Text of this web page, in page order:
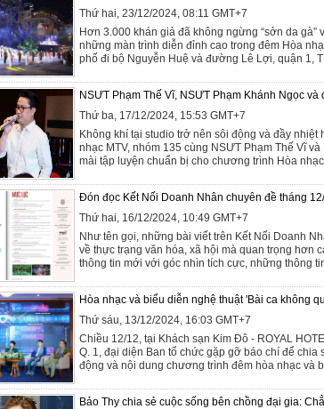
Thứ hai, 23/12/2024, 08:11 GMT+7
Hơn 3.000 khán giả đã không ngừng “sởn da
những màn trình diễn đỉnh cao trong đêm Hòa
phố đi bộ Nguyễn Huệ và đường Lê Lợi, quận 1,
NSƯT Phạm Thế Vĩ, NSƯT Phạm Khánh Ngọc và
Thứ ba, 17/12/2024, 15:53 GMT+7
Không khí tại studio trở nên sôi động và đầy
nhạc MTV, nhóm 135 cùng NSƯT Phạm Thế Vĩ
mài tập luyện chuẩn bị cho chương trình Hòa
Đón đọc Kết Nối Doanh Nhân chuyên đề tháng
Thứ hai, 16/12/2024, 10:49 GMT+7
Như tên gọi, những bài viết trên Kết Nối Doanh
về thực trạng văn hóa, xã hội mà quan trọng hơn
thông tin mới với góc nhìn tích cực, những thông
Hòa nhạc và biểu diễn nghệ thuật 'Bài ca không
Thứ sáu, 13/12/2024, 16:03 GMT+7
Chiều 12/12, tại Khách sạn Kim Đô - ROYAL
Q. 1, đại diện Ban tổ chức gặp gỡ báo chí để
động và nội dung chương trình đêm hòa nhạc và
Bảo Thy chia sẻ cuộc sống bên chồng đại gia: